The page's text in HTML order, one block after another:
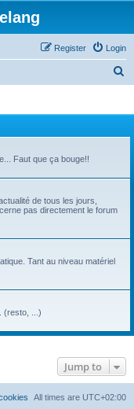
Login
Register
Faut que ça bouge!!
de tous les jours,
pas directement le forum
Tant au niveau matériel
(resto, ...)
Jump to
All times are UTC+02:00